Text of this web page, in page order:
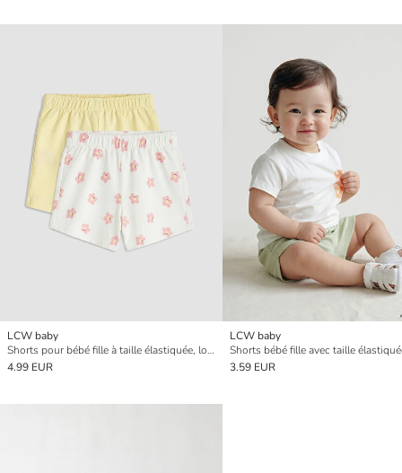
LCW baby
Shorts pour bébé fille à taille élastiquée, lot de 2
4.99 EUR
LCW baby
Shorts bébé fille avec taille
3.59 EUR